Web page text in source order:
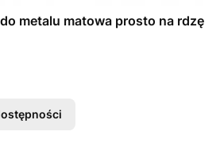
metalu matowa prosto na rdzę